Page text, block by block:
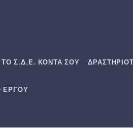
ΤΟ Σ.Δ.Ε. ΚΟΝΤΑ ΣΟΥ
ΕΡΓΟΥ